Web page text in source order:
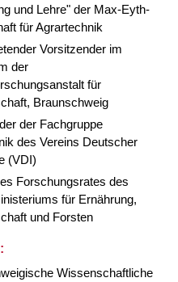
und Lehre" der Max-Eyth-
für Agrartechnik
Vorsitzender im
der
für
Braunschweig
der Fachgruppe
des Vereins Deutscher
(VDI)
Forschungsrates des
für Ernährung,
und Forsten
Wissenschaftliche